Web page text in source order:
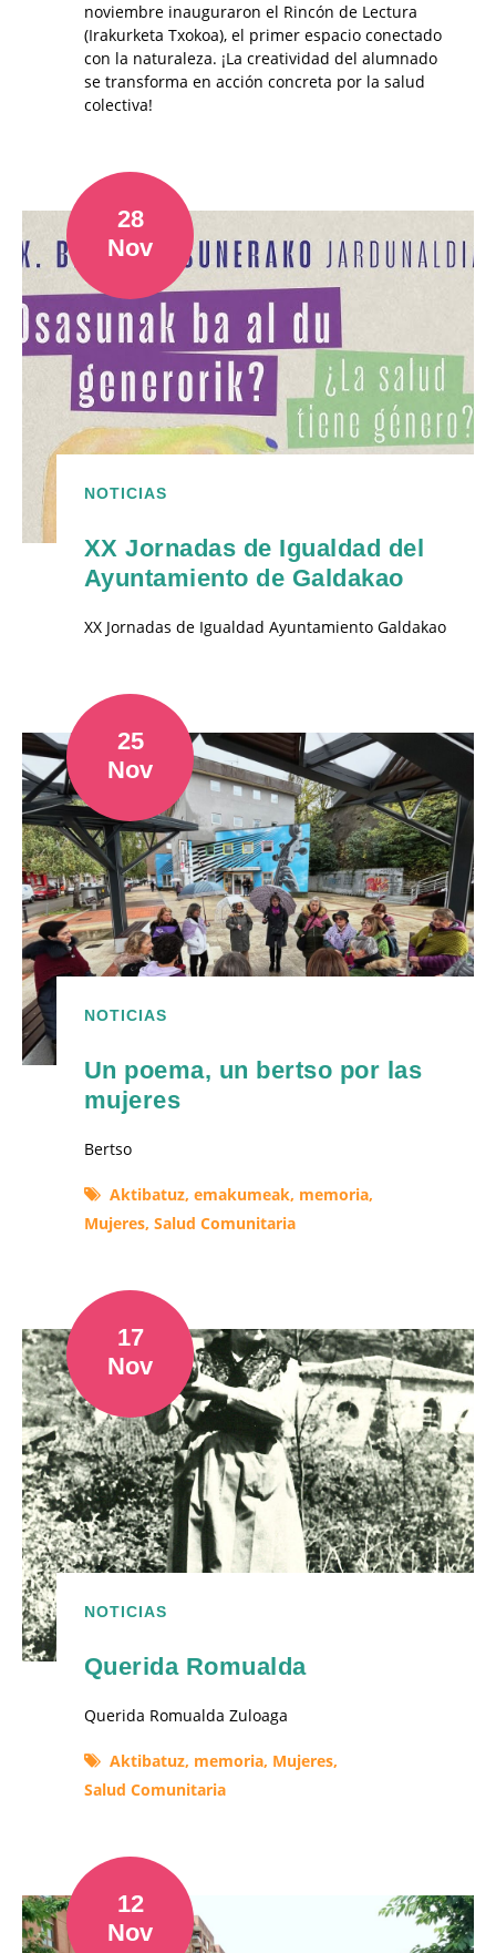
noviembre inauguraron el Rincón de Lectura
(Irakurketa Txokoa), el primer espacio conectado
con la naturaleza. ¡La creatividad del alumnado
se transforma en acción concreta por la salud
colectiva!
28
Nov
NOTICIAS
XX Jornadas de Igualdad del
Ayuntamiento de Galdakao
XX Jornadas de Igualdad Ayuntamiento Galdakao
25
Nov
NOTICIAS
Un poema, un bertso por las
mujeres
Bertso
Aktibatuz, emakumeak, memoria,
Mujeres, Salud Comunitaria
17
Nov
NOTICIAS
Querida Romualda
Querida Romualda Zuloaga
Aktibatuz, memoria, Mujeres,
Salud Comunitaria
12
Nov